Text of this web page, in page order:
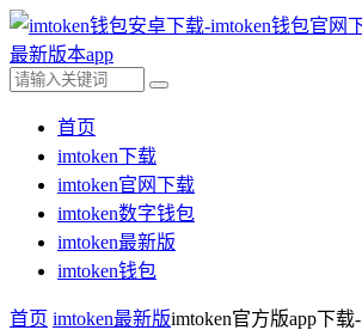
首页
imtoken下载
imtoken官网下载
imtoken数字钱包
imtoken最新版
imtoken钱包
首页 imtoken最新版imtoken官方版app下载-